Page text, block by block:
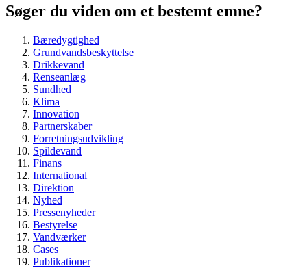
Søger du viden om et bestemt emne?
Bæredygtighed
Grundvandsbeskyttelse
Drikkevand
Renseanlæg
Sundhed
Klima
Innovation
Partnerskaber
Forretningsudvikling
Spildevand
Finans
International
Direktion
Nyhed
Pressenyheder
Bestyrelse
Vandværker
Cases
Publikationer